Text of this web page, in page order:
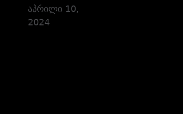
აპრილი 10,
2024